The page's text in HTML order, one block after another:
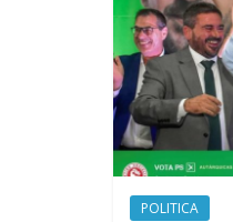
POLITICA